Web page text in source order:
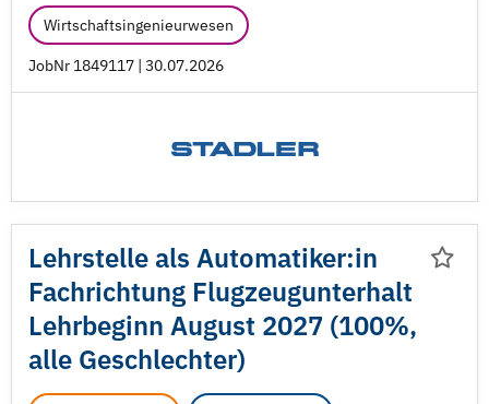
Wirtschaftsingenieurwesen
JobNr 1849117 | 30.07.2026
Lehrstelle als Automatiker:in
Fachrichtung Flugzeugunterhalt
Lehrbeginn August 2027 (100%,
alle Geschlechter)